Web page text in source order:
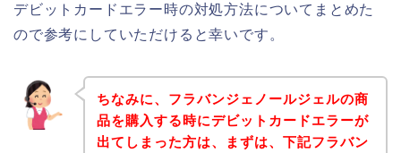
デビットカードエラー時の対処方法についてまとめた
ので参考にしていただけると幸いです。
ちなみに、フラバンジェノールジェルの商
品を購入する時にデビットカードエラーが
出てしまった方は、まずは、下記フラバン